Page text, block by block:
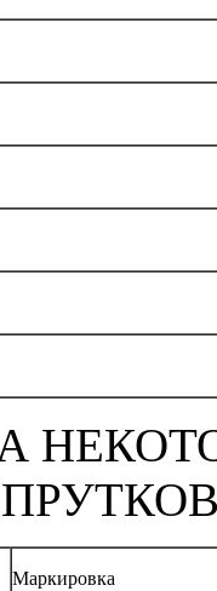
Маркировка